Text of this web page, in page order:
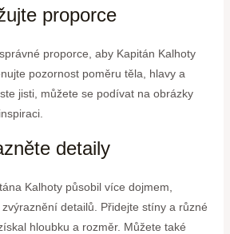
proporce
proporce, aby Kapitán Kalhoty
pozornost poměru těla, hlavy a
jisti, můžete se podívat na obrázky
detaily
Kalhoty působil více dojmem,
detailů. Přidejte stíny a různé
hloubku a rozměr. Můžete také